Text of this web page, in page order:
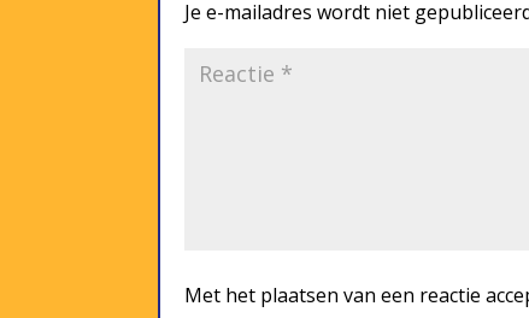
Je e-mailadres wordt niet
Met het plaatsen van een reactie